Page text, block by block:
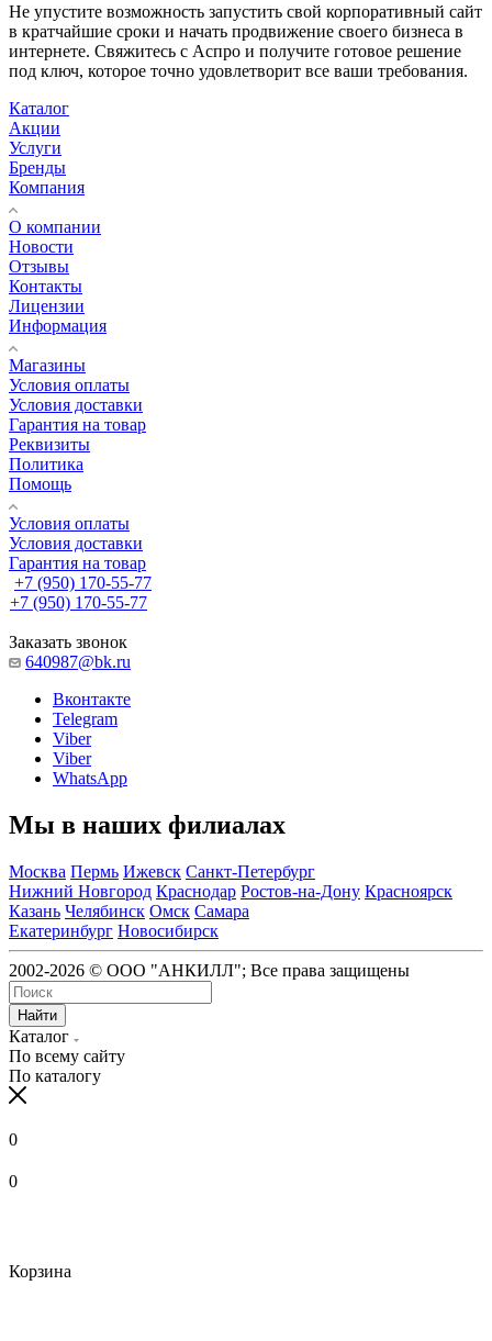
Не упустите возможность запустить свой корпоративный сайт
в кратчайшие сроки и начать продвижение своего бизнеса в
интернете. Свяжитесь с Аспро и получите готовое решение
под ключ, которое точно удовлетворит все ваши требования.
Каталог
Акции
Услуги
Бренды
Компания
О компании
Новости
Отзывы
Контакты
Лицензии
Информация
Магазины
Условия оплаты
Условия доставки
Гарантия на товар
Реквизиты
Политика
Помощь
Условия оплаты
Условия доставки
Гарантия на товар
+7 (950) 170-55-77
+7 (950) 170-55-77
Заказать звонок
640987@bk.ru
Вконтакте
Telegram
Viber
Viber
WhatsApp
Мы в наших филиалах
Москва Пермь Ижевск Санкт-Петербург
Нижний Новгород Краснодар Ростов-на-Дону Красноярск
Казань Челябинск Омск Самара
Екатеринбург Новосибирск
2002-2026 © ООО "АНКИЛЛ"; Все права защищены
Найти
Каталог
По всему сайту
По каталогу
0
0
Корзина